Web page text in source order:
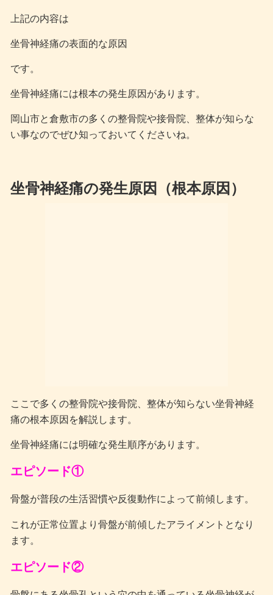
上記の内容は
坐骨神経痛の表面的な原因
です。
坐骨神経痛には根本の発生原因があります。
岡山市と倉敷市の多くの整骨院や接骨院、整体が知らな
い事なのでぜひ知っておいてくださいね。
坐骨神経痛の発生原因（根本原因）
ここで多くの整骨院や接骨院、整体が知らない坐骨神経
痛の根本原因を解説します。
坐骨神経痛には明確な発生順序があります。
エピソード①
骨盤が普段の生活習慣や反復動作によって前傾します。
これが正常位置より骨盤が前傾したアライメントとなり
ます。
エピソード②